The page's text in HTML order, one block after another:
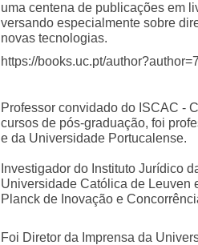
uma centena de publicações em
versando especialmente sobre
novas tecnologias.
https://books.uc.pt/
Professor convidado do ISCAC -
cursos de pós-graduação, foi
e da Universidade Portucalense.
Investigador do Instituto Jurídico
Universidade Católica de Leuven
Planck de Inovação e
Foi Diretor da Imprensa da